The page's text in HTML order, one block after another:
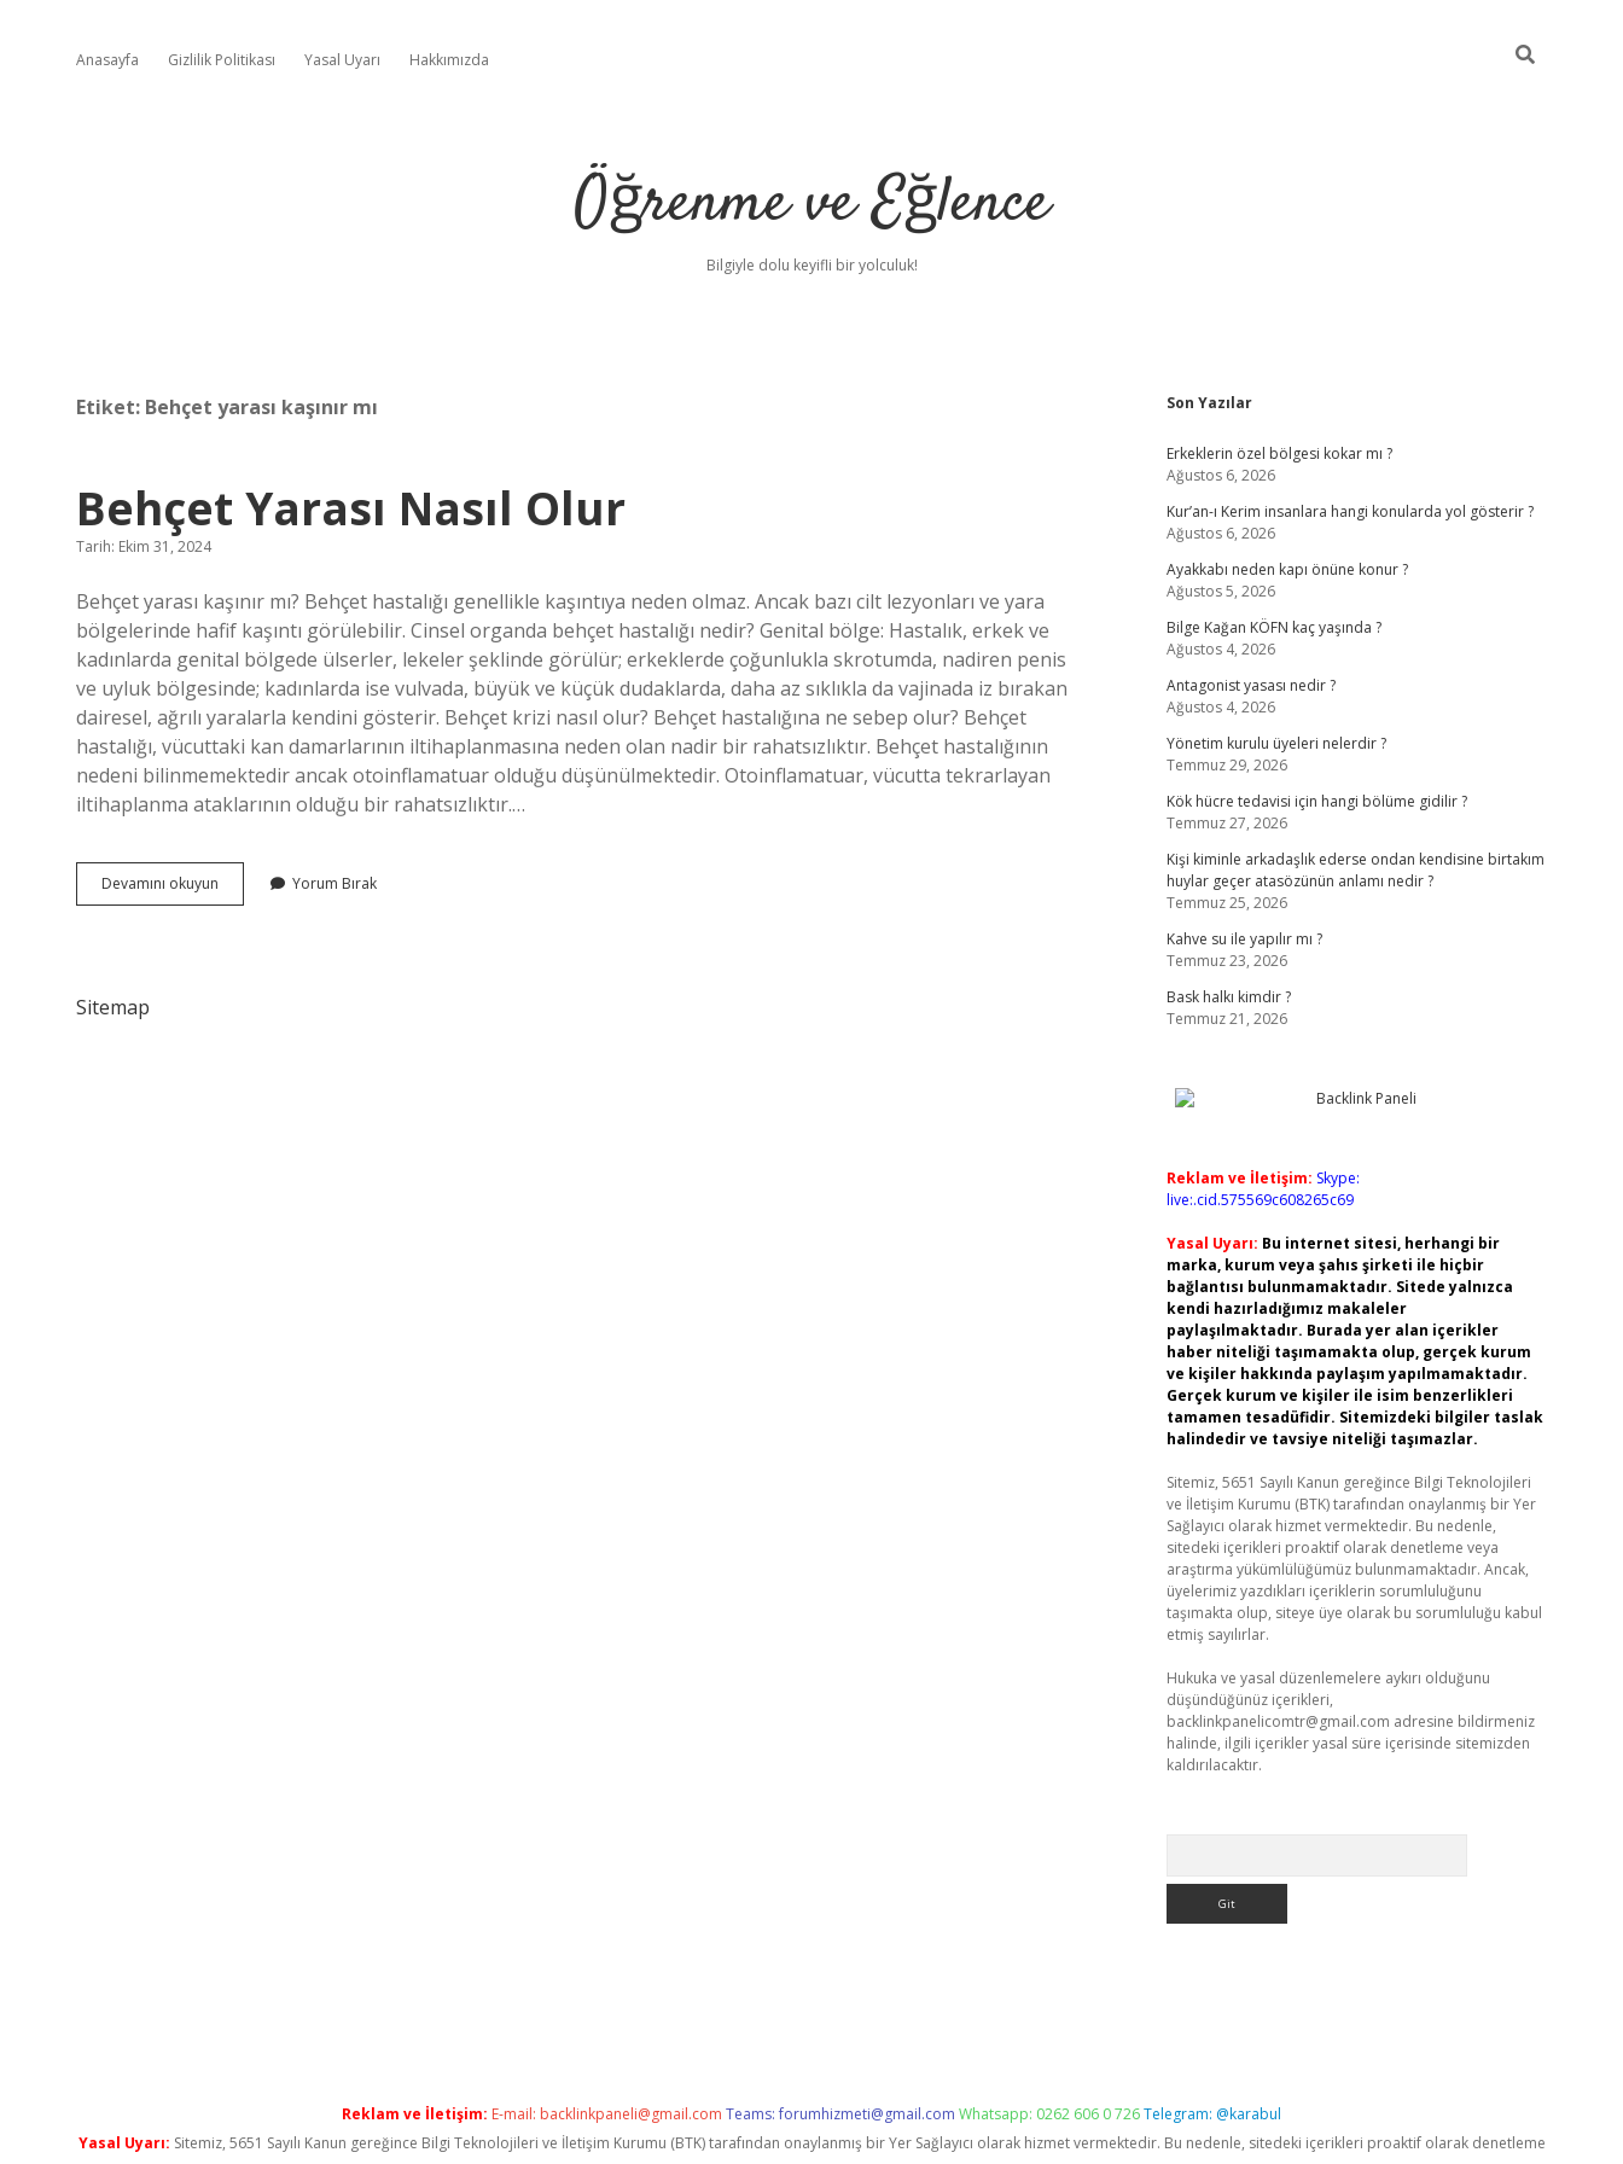
Anasayfa Gizlilik Politikası Yasal Uyarı Hakkımızda
Öğrenme ve Eğlence
Bilgiyle dolu keyifli bir yolculuk!
Etiket: Behçet yarası kaşınır mı
Behçet Yarası Nasıl Olur
Tarih: Ekim 31, 2024
Behçet yarası kaşınır mı? Behçet hastalığı genellikle kaşıntıya neden olmaz. Ancak bazı cilt lezyonları ve yara
bölgelerinde hafif kaşıntı görülebilir. Cinsel organda behçet hastalığı nedir? Genital bölge: Hastalık, erkek ve
kadınlarda genital bölgede ülserler, lekeler şeklinde görülür; erkeklerde çoğunlukla skrotumda, nadiren penis
ve uyluk bölgesinde; kadınlarda ise vulvada, büyük ve küçük dudaklarda, daha az sıklıkla da vajinada iz bırakan
dairesel, ağrılı yaralarla kendini gösterir. Behçet krizi nasıl olur? Behçet hastalığına ne sebep olur? Behçet
hastalığı, vücuttaki kan damarlarının iltihaplanmasına neden olan nadir bir rahatsızlıktır. Behçet hastalığının
nedeni bilinmemektedir ancak otoinflamatuar olduğu düşünülmektedir. Otoinflamatuar, vücutta tekrarlayan
iltihaplanma ataklarının olduğu bir rahatsızlıktır.…
Devamını okuyun
Yarası
Yorum Bırak
Sitemap
Sidebar
Son Yazılar
Erkeklerin özel bölgesi kokar mı ?
Ağustos 6, 2026
Kur’an-ı Kerim insanlara hangi konularda yol gösterir ?
Ağustos 6, 2026
Ayakkabı neden kapı önüne konur ?
Ağustos 5, 2026
Bilge Kağan KÖFN kaç yaşında ?
Ağustos 4, 2026
Antagonist yasası nedir ?
Ağustos 4, 2026
Yönetim kurulu üyeleri nelerdir ?
Temmuz 29, 2026
Kök hücre tedavisi için hangi bölüme gidilir ?
Temmuz 27, 2026
Kişi kiminle arkadaşlık ederse ondan kendisine birtakım
huylar geçer atasözünün anlamı nedir ?
Temmuz 25, 2026
Kahve su ile yapılır mı ?
Temmuz 23, 2026
Bask halkı kimdir ?
Temmuz 21, 2026
Reklam ve İletişim: Skype:
live:.cid.575569c608265c69
Yasal Uyarı: Bu internet sitesi, herhangi bir
marka, kurum veya şahıs şirketi ile hiçbir
bağlantısı bulunmamaktadır. Sitede yalnızca
kendi hazırladığımız makaleler
paylaşılmaktadır. Burada yer alan içerikler
haber niteliği taşımamakta olup, gerçek kurum
ve kişiler hakkında paylaşım yapılmamaktadır.
Gerçek kurum ve kişiler ile isim benzerlikleri
tamamen tesadüfidir. Sitemizdeki bilgiler taslak
halindedir ve tavsiye niteliği taşımazlar.
Sitemiz, 5651 Sayılı Kanun gereğince Bilgi Teknolojileri
ve İletişim Kurumu (BTK) tarafından onaylanmış bir Yer
Sağlayıcı olarak hizmet vermektedir. Bu nedenle,
sitedeki içerikleri proaktif olarak denetleme veya
araştırma yükümlülüğümüz bulunmamaktadır. Ancak,
üyelerimiz yazdıkları içeriklerin sorumluluğunu
taşımakta olup, siteye üye olarak bu sorumluluğu kabul
etmiş sayılırlar.
Hukuka ve yasal düzenlemelere aykırı olduğunu
düşündüğünüz içerikleri,
backlinkpanelicomtr@gmail.com adresine bildirmeniz
halinde, ilgili içerikler yasal süre içerisinde sitemizden
kaldırılacaktır.
Reklam ve İletişim: E-mail: backlinkpaneli@gmail.com Teams:forumhizmeti@gmail.com Whatsapp: 0262 606 0 726Telegram: @karabul
Yasal Uyarı: Sitemiz, 5651 Sayılı Kanun gereğince Bilgi Teknolojileri ve İletişim Kurumu (BTK) tarafından onaylanmış bir Yer Sağlayıcı olarak hizmet vermektedir. Bu nedenle, sitedeki içerikleri proaktif olarak denetleme